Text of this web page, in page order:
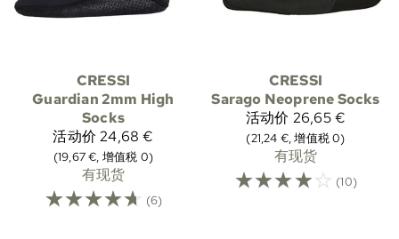
CRESSI
Guardian 2mm High
Socks
活动价 24,68 €
(19,67 €, 增值税 0)
有现货
☆☆☆☆☆ (6)
CRESSI
Sarago Neoprene Socks
活动价 26,65 €
(21,24 €, 增值税 0)
有现货
☆☆☆☆☆ (10)